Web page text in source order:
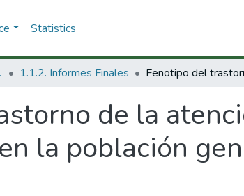
Statistics
1.1.2. Informes Finales
de la
la población